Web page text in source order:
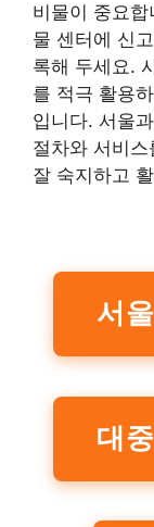
비물이 중요
물 센터에 신
록해 두세요.
를 적극 활용
입니다. 서울
절차와 서비
잘 숙지하고